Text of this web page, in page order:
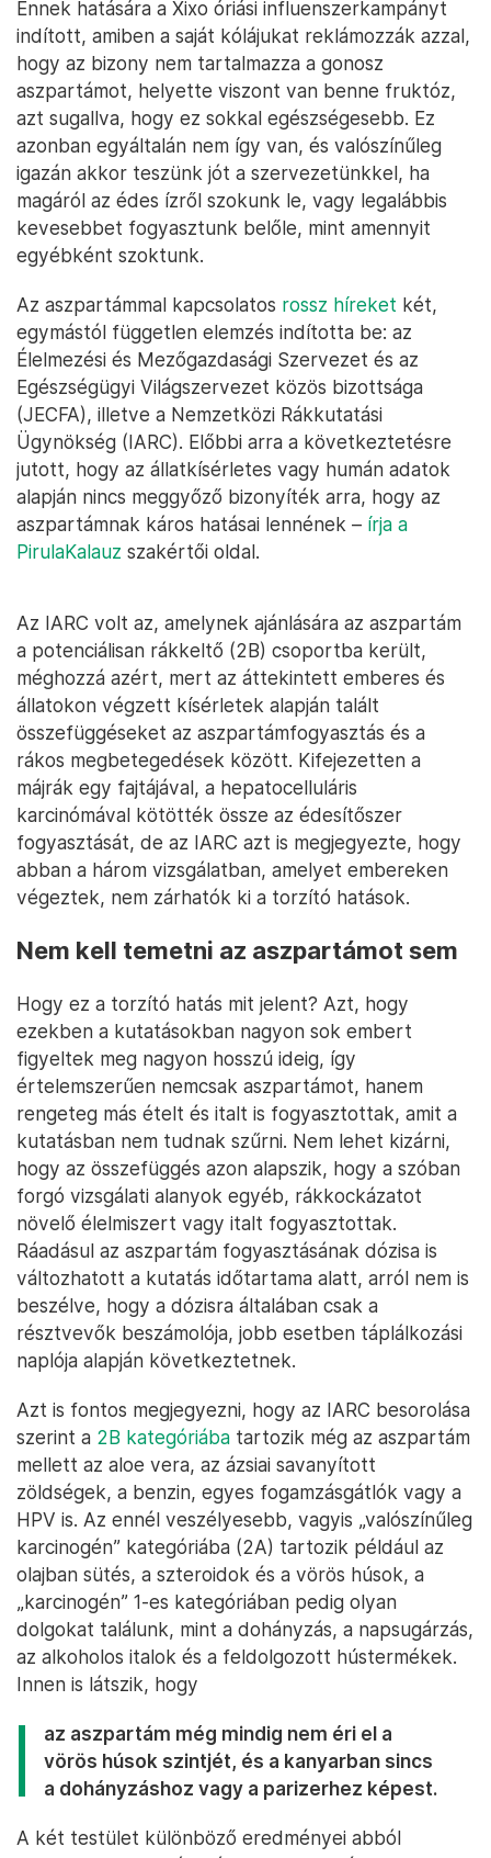
Ennek hatására a Xixo óriási influenszerkampányt
indított, amiben a saját kólájukat reklámozzák azzal,
hogy az bizony nem tartalmazza a gonosz
aszpartámot, helyette viszont van benne fruktóz,
azt sugallva, hogy ez sokkal egészségesebb. Ez
azonban egyáltalán nem így van, és valószínűleg
igazán akkor teszünk jót a szervezetünkkel, ha
magáról az édes ízről szokunk le, vagy legalábbis
kevesebbet fogyasztunk belőle, mint amennyit
egyébként szoktunk.
Az aszpartámmal kapcsolatos rossz híreket két,
egymástól független elemzés indította be: az
Élelmezési és Mezőgazdasági Szervezet és az
Egészségügyi Világszervezet közös bizottsága
(JECFA), illetve a Nemzetközi Rákkutatási
Ügynökség (IARC). Előbbi arra a következtetésre
jutott, hogy az állatkísérletes vagy humán adatok
alapján nincs meggyőző bizonyíték arra, hogy az
aszpartámnak káros hatásai lennének – írja a
PirulaKalauz szakértői oldal.
Az IARC volt az, amelynek ajánlására az aszpartám
a potenciálisan rákkeltő (2B) csoportba került,
méghozzá azért, mert az áttekintett emberes és
állatokon végzett kísérletek alapján talált
összefüggéseket az aszpartámfogyasztás és a
rákos megbetegedések között. Kifejezetten a
májrák egy fajtájával, a hepatocelluláris
karcinómával kötötték össze az édesítőszer
fogyasztását, de az IARC azt is megjegyezte, hogy
abban a három vizsgálatban, amelyet embereken
végeztek, nem zárhatók ki a torzító hatások.
Nem kell temetni az aszpartámot sem
Hogy ez a torzító hatás mit jelent? Azt, hogy
ezekben a kutatásokban nagyon sok embert
figyeltek meg nagyon hosszú ideig, így
értelemszerűen nemcsak aszpartámot, hanem
rengeteg más ételt és italt is fogyasztottak, amit a
kutatásban nem tudnak szűrni. Nem lehet kizárni,
hogy az összefüggés azon alapszik, hogy a szóban
forgó vizsgálati alanyok egyéb, rákkockázatot
növelő élelmiszert vagy italt fogyasztottak.
Ráadásul az aszpartám fogyasztásának dózisa is
változhatott a kutatás időtartama alatt, arról nem is
beszélve, hogy a dózisra általában csak a
résztvevők beszámolója, jobb esetben táplálkozási
naplója alapján következtetnek.
Azt is fontos megjegyezni, hogy az IARC besorolása
szerint a 2B kategóriába tartozik még az aszpartám
mellett az aloe vera, az ázsiai savanyított
zöldségek, a benzin, egyes fogamzásgátlók vagy a
HPV is. Az ennél veszélyesebb, vagyis „valószínűleg
karcinogén” kategóriába (2A) tartozik például az
olajban sütés, a szteroidok és a vörös húsok, a
„karcinogén” 1-es kategóriában pedig olyan
dolgokat találunk, mint a dohányzás, a napsugárzás,
az alkoholos italok és a feldolgozott hústermékek.
Innen is látszik, hogy
az aszpartám még mindig nem éri el a
vörös húsok szintjét, és a kanyarban sincs
a dohányzáshoz vagy a parizerhez képest.
A két testület különböző eredményei abból